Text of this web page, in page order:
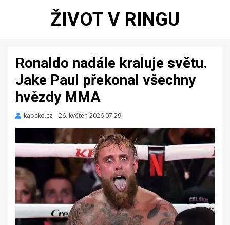
ŽIVOT V RINGU
Ronaldo nadále kraluje světu.
Jake Paul překonal všechny
hvězdy MMA
kaocko.cz
Zveřejněno
26. květen 2026 07:29